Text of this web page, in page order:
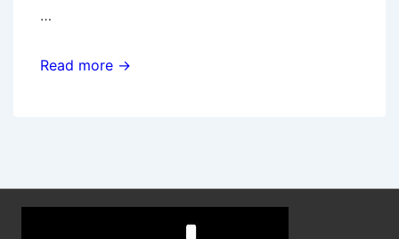
…
Multi-
Read more →